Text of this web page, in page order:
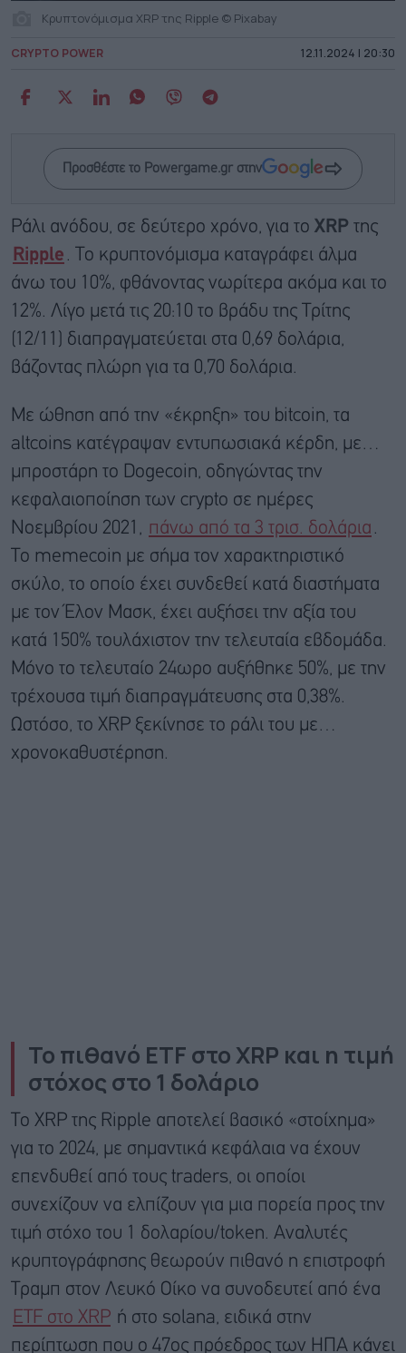
Κρυπτονόμισμα XRP της Ripple © Pixabay
CRYPTO POWER 12.11.2024 | 20:30
Προσθέστε το Powergame.gr στην
Ράλι ανόδου, σε δεύτερο χρόνο, για το XRP της
Ripple . Το κρυπτονόμισμα καταγράφει άλμα
άνω του 10%, φθάνοντας νωρίτερα ακόμα και το
12%. Λίγο μετά τις 20:10 το βράδυ της Τρίτης
(12/11) διαπραγματεύεται στα 0,69 δολάρια,
βάζοντας πλώρη για τα 0,70 δολάρια.
Με ώθηση από την «έκρηξη» του bitcoin, τα
altcoins κατέγραψαν εντυπωσιακά κέρδη, με…
μπροστάρη το Dogecoin, οδηγώντας την
κεφαλαιοποίηση των crypto σε ημέρες
Νοεμβρίου 2021, πάνω από τα 3 τρισ. δολάρια .
Το memecoin με σήμα τον χαρακτηριστικό
σκύλο, το οποίο έχει συνδεθεί κατά διαστήματα
με τον Έλον Μασκ, έχει αυξήσει την αξία του
κατά 150% τουλάχιστον την τελευταία εβδομάδα.
Μόνο το τελευταίο 24ωρο αυξήθηκε 50%, με την
τρέχουσα τιμή διαπραγμάτευσης στα 0,38%.
Ωστόσο, το XRP ξεκίνησε το ράλι του με…
χρονοκαθυστέρηση.
Το πιθανό ETF στο XRP και η τιμή
στόχος στο 1 δολάριο
Το XRP της Ripple αποτελεί βασικό «στοίχημα»
για το 2024, με σημαντικά κεφάλαια να έχουν
επενδυθεί από τους traders, οι οποίοι
συνεχίζουν να ελπίζουν για μια πορεία προς την
τιμή στόχο του 1 δολαρίου/token. Αναλυτές
κρυπτογράφησης θεωρούν πιθανό η επιστροφή
Τραμπ στον Λευκό Οίκο να συνοδευτεί από ένα
ETF στο XRP ή στο solana, ειδικά στην
περίπτωση που o 47ος πρόεδρος των ΗΠΑ κάνει